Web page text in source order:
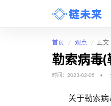
首页 观点 正文
勒索病毒
时间：2023-02-05
关于勒索病毒